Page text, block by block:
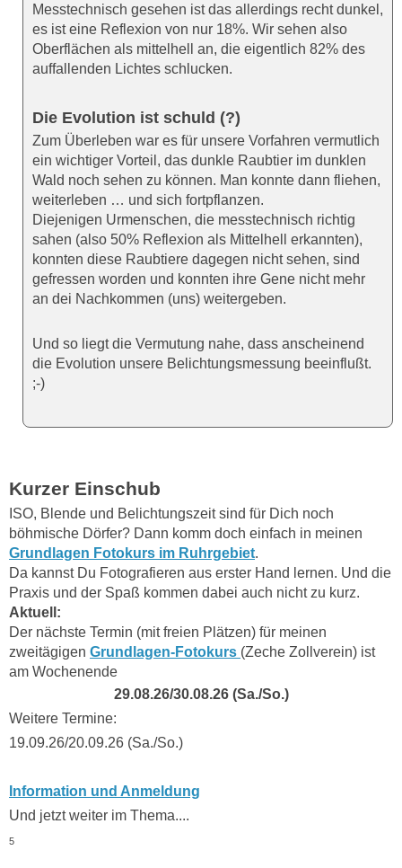
Messtechnisch gesehen ist das allerdings recht dunkel,
es ist eine Reflexion von nur 18%. Wir sehen also
Oberflächen als mittelhell an, die eigentlich 82% des
auffallenden Lichtes schlucken.
Die Evolution ist schuld (?)
Zum Überleben war es für unsere Vorfahren vermutlich
ein wichtiger Vorteil, das dunkle Raubtier im dunklen
Wald noch sehen zu können. Man konnte dann fliehen,
weiterleben … und sich fortpflanzen.
Diejenigen Urmenschen, die messtechnisch richtig
sahen (also 50% Reflexion als Mittelhell erkannten),
konnten diese Raubtiere dagegen nicht sehen, sind
gefressen worden und konnten ihre Gene nicht mehr
an dei Nachkommen (uns) weitergeben.
Und so liegt die Vermutung nahe, dass anscheinend
die Evolution unsere Belichtungsmessung beeinflußt.
;-)
Kurzer Einschub
ISO, Blende und Belichtungszeit sind für Dich noch
böhmische Dörfer? Dann komm doch einfach in meinen
Grundlagen Fotokurs im Ruhrgebiet.
Da kannst Du Fotografieren aus erster Hand lernen. Und die
Praxis und der Spaß kommen dabei auch nicht zu kurz.
Aktuell:
Der nächste Termin (mit freien Plätzen) für meinen
zweitägigen Grundlagen-Fotokurs (Zeche Zollverein) ist
am Wochenende
29.08.26/30.08.26 (Sa./So.)
Weitere Termine:
19.09.26/20.09.26 (Sa./So.)
Information und Anmeldung
Und jetzt weiter im Thema....
5